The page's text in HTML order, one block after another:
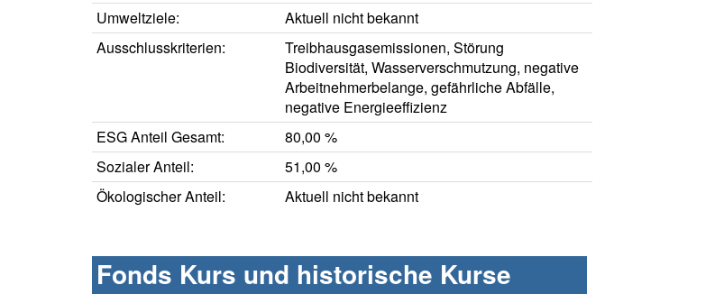
Umweltziele:
Aktuell nicht bekannt
Ausschlusskriterien:
Treibhausgasemissionen, Störung
Biodiversität, Wasserverschmutzung, negative
Arbeitnehmerbelange, gefährliche Abfälle,
negative Energieeffizienz
ESG Anteil Gesamt:
80,00 %
Sozialer Anteil:
51,00 %
Ökologischer Anteil:
Aktuell nicht bekannt
Fonds Kurs und historische Kurse